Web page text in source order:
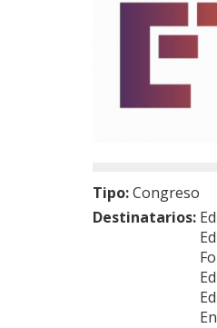
Tipo:Congreso
Destinatarios: